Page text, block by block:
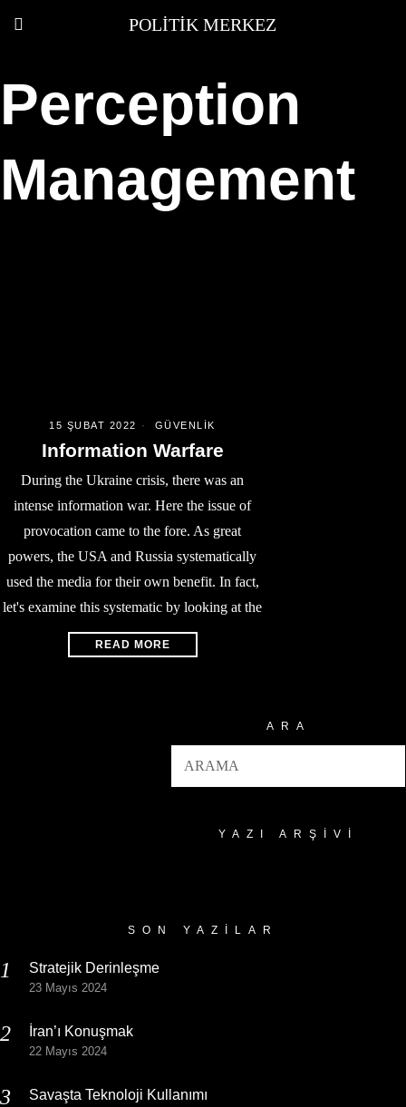
POLITIK MERKEZ
Perception
Management
15 ŞUBAT 2022 GÜVENLIK
Information Warfare
During the Ukraine crisis, there was an
intense information war. Here the issue of
provocation came to the fore. As great
powers, the USA and Russia systematically
used the media for their own benefit. In fact,
let's examine this systematic by looking at the
READ MORE
ARA
YAZI ARŞIVI
SON YAZILAR
Stratejik Derinleşme
23 Mayıs 2024
İran’ı Konuşmak
22 Mayıs 2024
Savaşta Teknoloji Kullanımı